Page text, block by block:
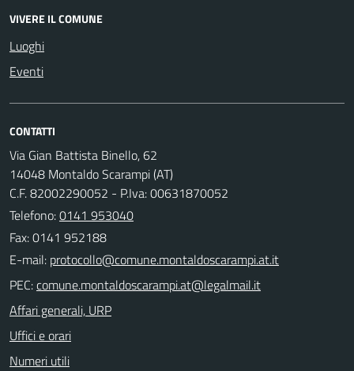
VIVERE IL COMUNE
Luoghi
Eventi
CONTATTI
Via Gian Battista Binello, 62
14048 Montaldo Scarampi (AT)
C.F. 82002290052 - P.Iva: 00631870052
Telefono:0141 953040
Fax: 0141 952188
E-mail:
PEC:
Affari generali, URP
Uffici e orari
Numeri utili